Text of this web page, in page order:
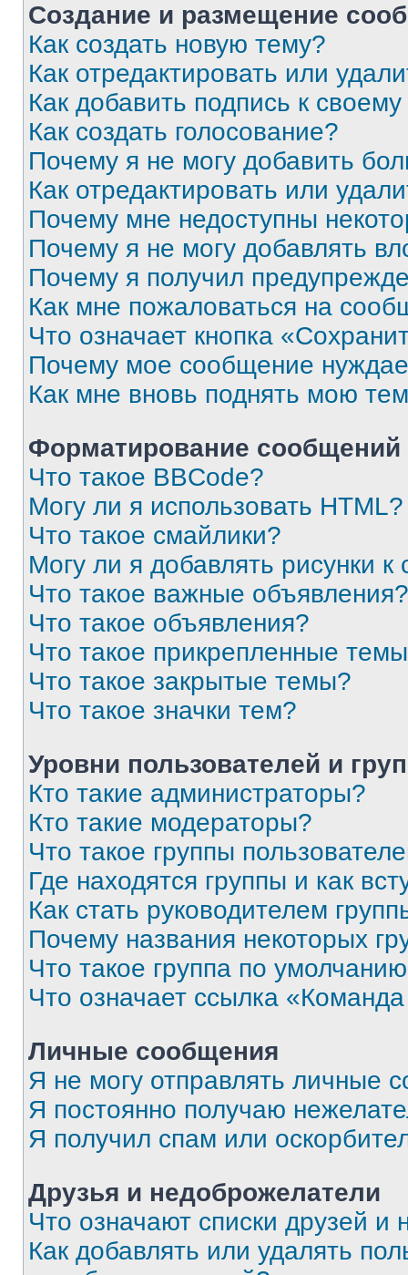
Создание и размещение
Как создать новую тему?
Как отредактировать или
Как добавить подпись к
Как создать голосование?
Почему я не могу добавить
Как отредактировать или
Почему мне недоступны
Почему я не могу добавлять
Почему я получил
Как мне пожаловаться на
Что означает кнопка
Почему мое сообщение
Как мне вновь поднять мою
Форматирование
Что такое BBCode?
Могу ли я использовать HTML?
Что такое смайлики?
Могу ли я добавлять рисунки
Что такое важные объявления?
Что такое объявления?
Что такое прикрепленные
Что такое закрытые темы?
Что такое значки тем?
Уровни пользователей и
Кто такие администраторы?
Кто такие модераторы?
Что такое группы
Где находятся группы и как
Как стать руководителем
Почему названия некоторых
Что такое группа по
Что означает ссылка
Личные сообщения
Я не могу отправлять личные
Я постоянно получаю
Я получил спам или
Друзья и недоброжелатели
Что означают списки друзей и
Как добавлять или удалять